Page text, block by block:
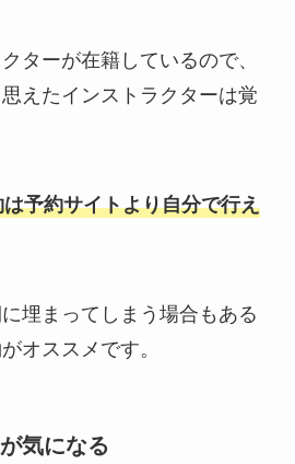
ターが在籍しているので、
えたインストラクターは覚
予約サイトより自分で行え
埋まってしまう場合もある
オススメです。
気になる